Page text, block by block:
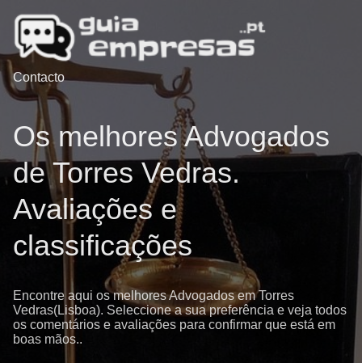
Contacto
Os melhores Advogados
de Torres Vedras.
Avaliações e
classificações
Encontre aqui os melhores Advogados em Torres
Vedras(Lisboa). Seleccione a sua preferência e veja todos
os comentários e avaliações para confirmar que está em
boas mãos..